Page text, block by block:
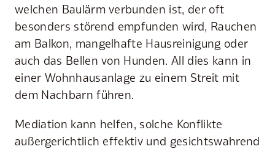
welchen Baulärm verbunden ist, der oft
besonders störend empfunden wird, Rauchen
am Balkon, mangelhafte Hausreinigung oder
auch das Bellen von Hunden. All dies kann in
einer Wohnhausanlage zu einem Streit mit
dem Nachbarn führen.
Mediation kann helfen, solche Konflikte
außergerichtlich effektiv und gesichtswahrend